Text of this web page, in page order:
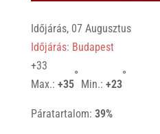
Időjárás, 07 Augusztus
Időjárás: Budapest
+33
Max.: +35
°
Min.: +23
°
Páratartalom: 39%